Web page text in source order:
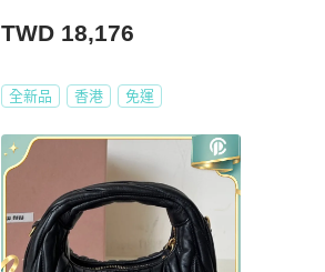
TWD 18,176
全新品 香港 免運